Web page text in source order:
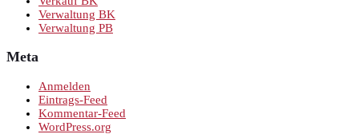
Verwaltung BK
Verwaltung PB
Meta
Anmelden
Eintrags-Feed
Kommentar-Feed
WordPress.org